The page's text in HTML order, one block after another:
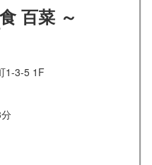
百菜 ～
1-3-5 1F